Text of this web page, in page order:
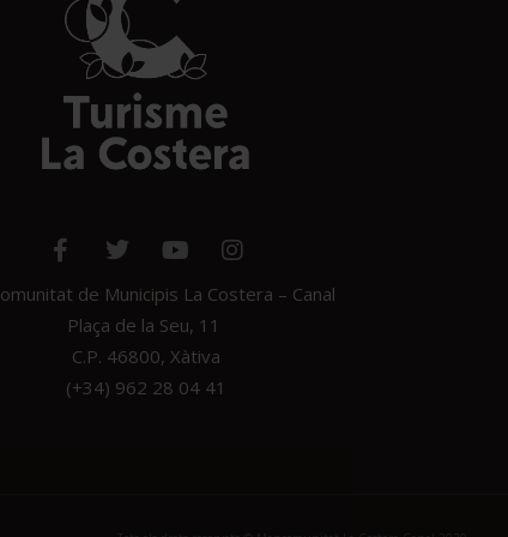
de Municipis La Costera – Canal
Plaça de la Seu, 11
C.P. 46800, Xàtiva
(+34) 962 28 04 41